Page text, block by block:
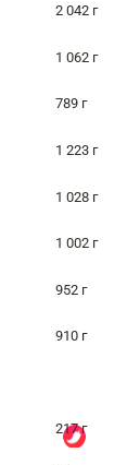
2 042 г
1 062 г
789 г
1 223 г
1 028 г
1 002 г
952 г
910 г
217 г